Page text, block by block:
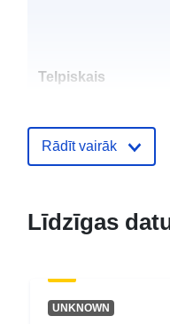
Telpiskais
Identifikatori:
Rādīt vairāk
Līdzīgas
UNKNOWN